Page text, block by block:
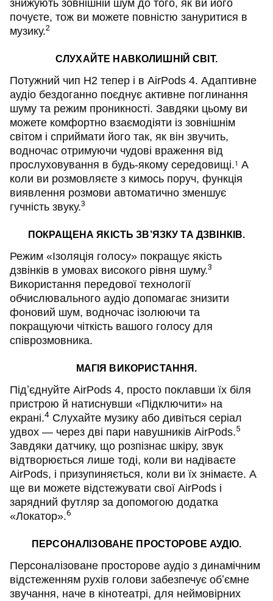
знижують зовнішній шум до того, як ви його
почуєте, тож ви можете повністю зануритися в
музику.2
СЛУХАЙТЕ НАВКОЛИШНІЙ СВІТ.
Потужний чип H2 тепер і в AirPods 4. Адаптивне
аудіо бездоганно поєднує активне поглинання
шуму та режим проникності. Завдяки цьому ви
можете комфортно взаємодіяти із зовнішнім
світом і сприймати його так, як він звучить,
водночас отримуючи чудові враження від
прослуховування в будь-якому середовищі.1
А
коли ви розмовляєте з кимось поруч, функція
виявлення розмови автоматично зменшує
гучність звуку.3
ПОКРАЩЕНА ЯКІСТЬ ЗВ’ЯЗКУ ТА ДЗВІНКІВ.
Режим «Ізоляція голосу» покращує якість
дзвінків в умовах високого рівня шуму.3
Використання передової технології
обчислювального аудіо допомагає знизити
фоновий шум, водночас ізолюючи та
покращуючи чіткість вашого голосу для
співрозмовника.
МАГІЯ ВИКОРИСТАННЯ.
Підʼєднуйте AirPods 4, просто поклавши їх біля
пристрою й натиснувши «Підключити» на
екрані.4 Слухайте музику або дивіться серіал
удвох — через дві пари навушників AirPods.5
Завдяки датчику, що розпізнає шкіру, звук
відтворюється лише тоді, коли ви надіваєте
AirPods, і призупиняється, коли ви їх знімаєте. А
ще ви можете відстежувати свої AirPods і
зарядний футляр за допомогою додатка
«Локатор».6
ПЕРСОНАЛІЗОВАНЕ ПРОСТОРОВЕ АУДІО.
Персоналізоване просторове аудіо з динамічним
відстеженням рухів голови забезпечує обʼємне
звучання, наче в кінотеатрі, для неймовірних